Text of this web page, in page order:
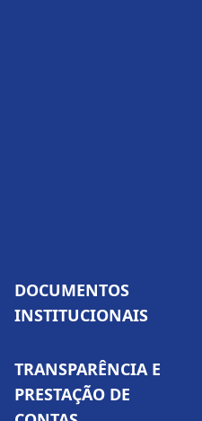
DOCUMENTOS
INSTITUCIONAIS
TRANSPARÊNCIA E
PRESTAÇÃO DE